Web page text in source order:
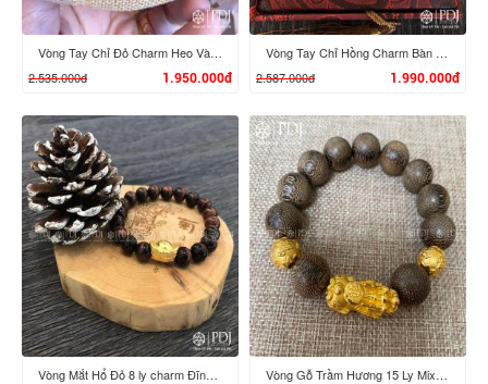
XEM CHI TIẾT
Vòng Tay Chỉ Đỏ Charm Heo Vàng 24K
2.535.000đ
1.950.000đ
XEM CHI TIẾT
Vòng Tay Chỉ Hồng Charm Bàn Chân Phật, Nén Vàng 24K
2.587.000đ
1.990.000đ
Vòng Mắt Hổ Đỏ 8 ly charm Đĩnh Vàng 24K
Vòng Gỗ Trầm Hương 15 Ly Mix Charm Tỳ Hưu, Bi Chú Bình An Vàng 24K